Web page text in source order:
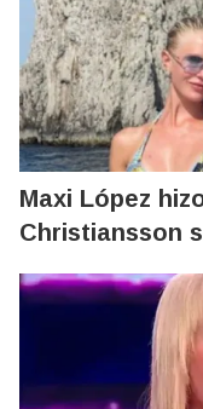
Maxi López
Christiansson